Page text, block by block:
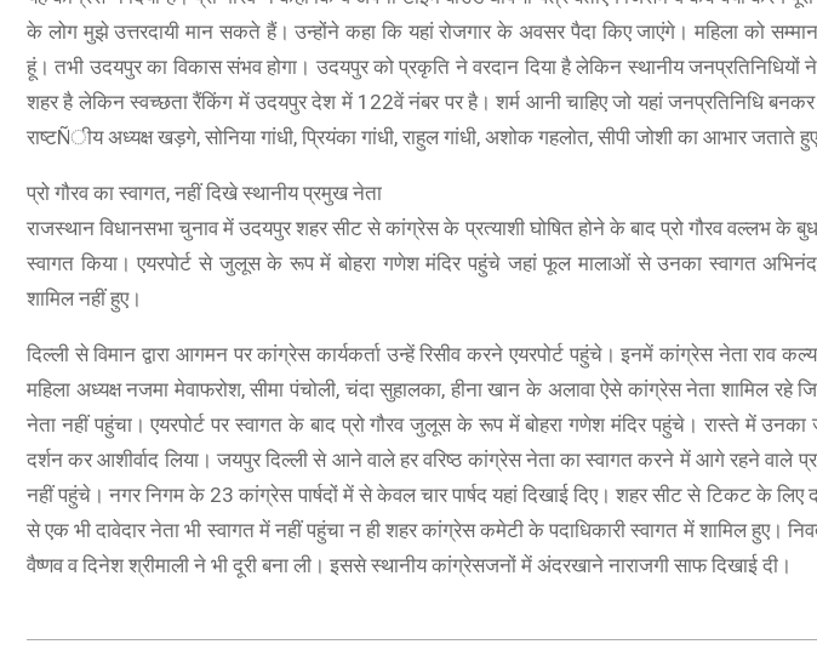
के लोग मुझे उत्तरदायी मान सकते हैं। उन्होंने कहा कि यहां रोजगार के अवसर पैदा किए जाएंगे। महिला को
हूं। तभी उदयपुर का विकास संभव होगा। उदयपुर को प्रकृति ने वरदान दिया है लेकिन स्थानीय
शहर है लेकिन स्वच्छता रैंकिंग में उदयपुर देश में 122वें नंबर पर है। शर्म आनी चाहिए जो यहां जनप्रतिनिधि
राष्टÑीय अध्यक्ष खड़गे, सोनिया गांधी, प्रियंका गांधी, राहुल गांधी, अशोक गहलोत, सीपी जोशी का आभार जताते
प्रो गौरव का स्वागत, नहीं दिखे स्थानीय प्रमुख नेता
राजस्थान विधानसभा चुनाव में उदयपुर शहर सीट से कांग्रेस के प्रत्याशी घोषित होने के बाद प्रो गौरव वल्लभ के
स्वागत किया। एयरपोर्ट से जुलूस के रूप में बोहरा गणेश मंदिर पहुंचे जहां फूल मालाओं से उनका स्वागत
शामिल नहीं हुए।
दिल्ली से विमान द्वारा आगमन पर कांग्रेस कार्यकर्ता उन्हें रिसीव करने एयरपोर्ट पहुंचे। इनमें कांग्रेस नेता राव
महिला अध्यक्ष नजमा मेवाफरोश, सीमा पंचोली, चंदा सुहालका, हीना खान के अलावा ऐसे कांग्रेस नेता शामिल रहे
नेता नहीं पहुंचा। एयरपोर्ट पर स्वागत के बाद प्रो गौरव जुलूस के रूप में बोहरा गणेश मंदिर पहुंचे। रास्ते में
दर्शन कर आशीर्वाद लिया। जयपुर दिल्ली से आने वाले हर वरिष्ठ कांग्रेस नेता का स्वागत करने में आगे रहने वाले
नहीं पहुंचे। नगर निगम के 23 कांग्रेस पार्षदों में से केवल चार पार्षद यहां दिखाई दिए। शहर सीट से टिकट के लिए
से एक भी दावेदार नेता भी स्वागत में नहीं पहुंचा न ही शहर कांग्रेस कमेटी के पदाधिकारी स्वागत में शामिल हुए।
वैष्णव व दिनेश श्रीमाली ने भी दूरी बना ली। इससे स्थानीय कांग्रेसजनों में अंदरखाने नाराजगी साफ दिखाई दी।
A78 5G
with 33W SUPERVOOC Charger| 50MP AI Camera | 90Hz
Rate | with No Cost EMI/Additional Exchange Offers
SHOP NOW
boAt Newly